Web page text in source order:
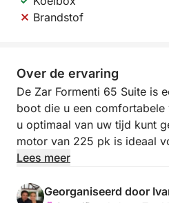
Brandstof
Over de ervaring
De Zar Formenti 65 Suite is
boot die u een
u optimaal van uw tijd kunt
motor van 225 pk is ideaal
afgelegen plekken, het
voorstellen. De Zar Formenti
Lees meer
Georganiseerd door